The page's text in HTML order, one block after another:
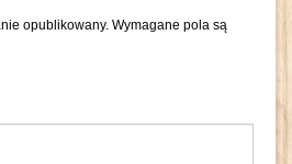
opublikowany. Wymagane pola są